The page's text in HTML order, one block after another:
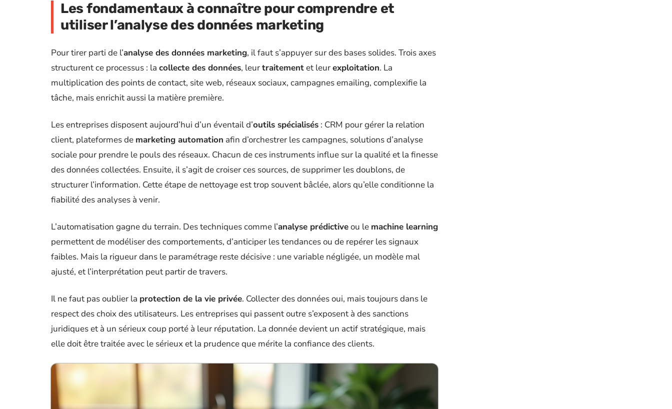
Les fondamentaux à connaître pour comprendre et
utiliser l’analyse des données marketing
Pour tirer parti de l’analyse des données marketing, il faut s’appuyer sur des bases solides. Trois axes
structurent ce processus : la collecte des données, leurtraitementet leurexploitation. La
multiplication des points de contact, site web, réseaux sociaux, campagnes emailing, complexifie la
tâche, mais enrichit aussi la matière première.
Les entreprises disposent aujourd’hui d’un éventail d’outils spécialisés : CRM pour gérer la relation
client, plateformes de marketing automation afin d’orchestrer les campagnes, solutions d’analyse
sociale pour prendre le pouls des réseaux. Chacun de ces instruments influe sur la qualité et la finesse
des données collectées. Ensuite, il s’agit de croiser ces sources, de supprimer les doublons, de
structurer l’information. Cette étape de nettoyage est trop souvent bâclée, alors qu’elle conditionne la
fiabilité des analyses à venir.
L’automatisation gagne du terrain. Des techniques comme l’analyse prédictiveou le machine learning
permettent de modéliser des comportements, d’anticiper les tendances ou de repérer les signaux
faibles. Mais la rigueur dans le paramétrage reste décisive : une variable négligée, un modèle mal
ajusté, et l’interprétation peut partir de travers.
Il ne faut pas oublier la protection de la vie privée. Collecter des données oui, mais toujours dans le
respect des choix des utilisateurs. Les entreprises qui passent outre s’exposent à des sanctions
juridiques et à un sérieux coup porté à leur réputation. La donnée devient un actif stratégique, mais
elle doit être traitée avec le sérieux et la prudence que mérite la confiance des clients.